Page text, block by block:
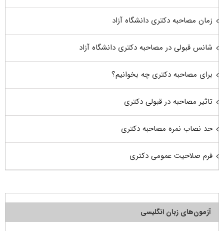
زمان مصاحبه دکتری دانشگاه آزاد
شانس قبولی در مصاحبه دکتری دانشگاه آزاد
برای مصاحبه دکتری چه بخوانیم؟
تاثیر مصاحبه در قبولی دکتری
حد نصاب نمره مصاحبه دکتری
فرم صلاحیت عمومی دکتری
آزمون‌های زبان انگلیسی